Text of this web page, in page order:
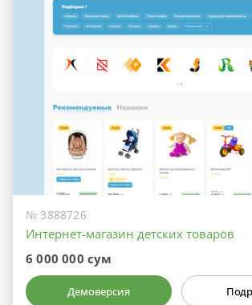
№ 3888726
Интернет-магазин детских товаров
6 000 000 сум
Демоверсия